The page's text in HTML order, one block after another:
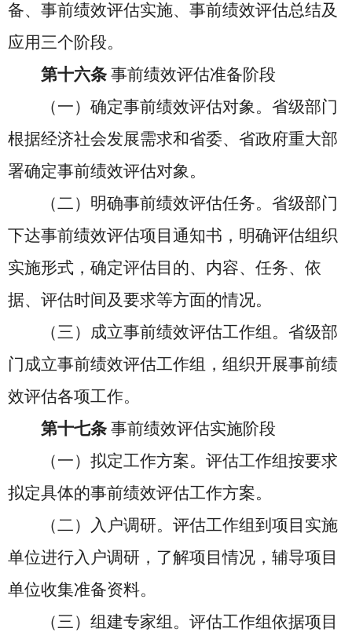
备、事前绩效评估实施、事前绩效评估总结及
应用三个阶段。
第十六条 事前绩效评估准备阶段
（一）确定事前绩效评估对象。省级部门
根据经济社会发展需求和省委、省政府重大部
署确定事前绩效评估对象。
（二）明确事前绩效评估任务。省级部门
下达事前绩效评估项目通知书，明确评估组织
实施形式，确定评估目的、内容、任务、依
据、评估时间及要求等方面的情况。
（三）成立事前绩效评估工作组。省级部
门成立事前绩效评估工作组，组织开展事前绩
效评估各项工作。
第十七条 事前绩效评估实施阶段
（一）拟定工作方案。评估工作组按要求
拟定具体的事前绩效评估工作方案。
（二）入户调研。评估工作组到项目实施
单位进行入户调研，了解项目情况，辅导项目
单位收集准备资料。
（三）组建专家组。评估工作组依据项目